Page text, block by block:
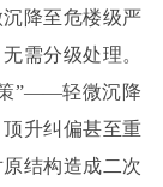
降至危楼级严
需分级处理。
”——轻微沉降
升纠偏甚至重
结构造成二次